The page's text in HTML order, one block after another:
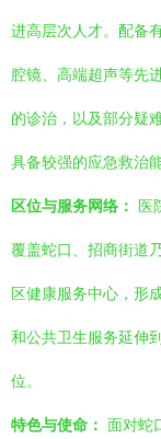
进高层次人才。配备
腔镜、高端超声等先
的诊治，以及部分疑
具备较强的应急救治能
区位与服务网络： 医
覆盖蛇口、招商街道
区健康服务中心，形
和公共卫生服务延伸
位。
特色与使命： 面对蛇